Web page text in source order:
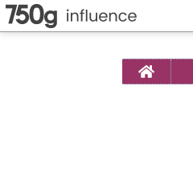
Home